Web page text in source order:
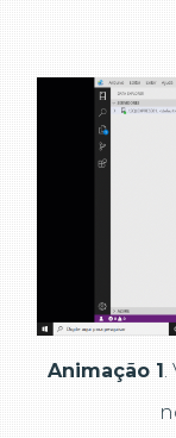
Animação 1.